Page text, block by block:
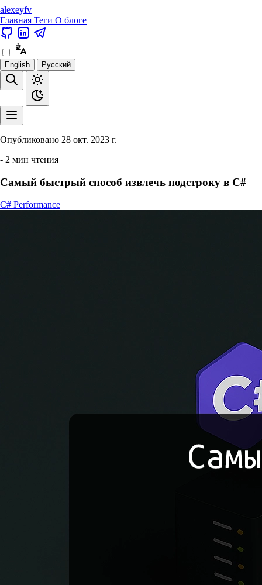
alexeyfv
Главная Теги О блоге
English Русский
Опубликовано 28 окт. 2023 г.
- 2 мин чтения
Самый быстрый способ извлечь подстроку в C#
C# Performance